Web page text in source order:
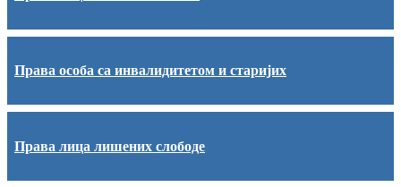
Права особа са инвалидитетом и старијих
Права лица лишених слободе